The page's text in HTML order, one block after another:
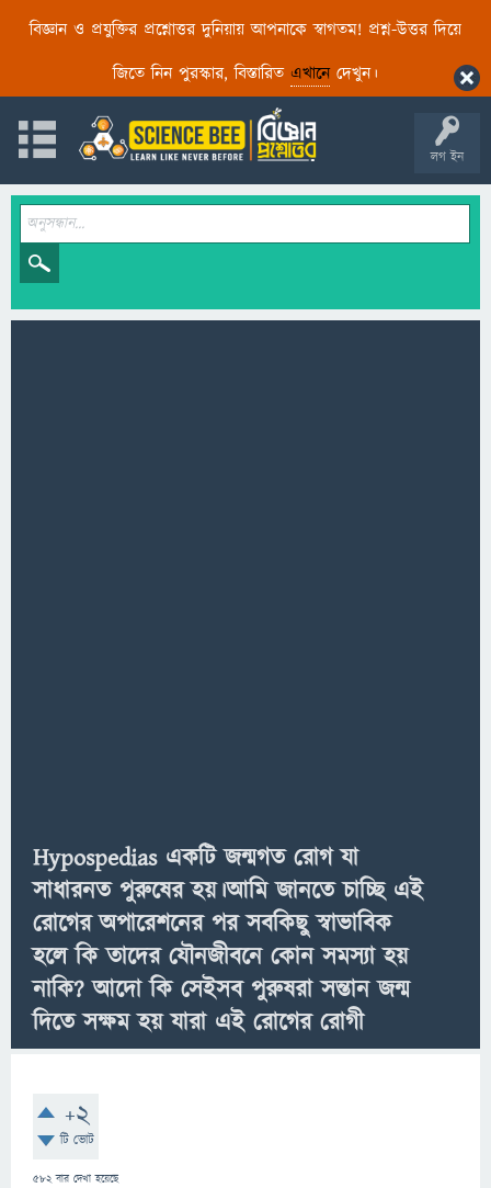
বিজ্ঞান ও প্রযুক্তির প্রশ্নোত্তর দুনিয়ায় আপনাকে স্বাগতম! প্রশ্ন-উত্তর দিয়ে
জিতে নিন পুরস্কার, বিস্তারিত এখানেদেখুন।
লগ ইন
Hypospedias একটি জন্মগত রোগ যা
সাধারনত পুরুষের হয়।আমি জানতে চাচ্ছি এই
রোগের অপারেশনের পর সবকিছু স্বাভাবিক
হলে কি তাদের যৌনজীবনে কোন সমস্যা হয়
নাকি? আদো কি সেইসব পুরুষরা সন্তান জন্ম
দিতে সক্ষম হয় যারা এই রোগের রোগী
+2
টি ভোট
582বার দেখা হয়েছে